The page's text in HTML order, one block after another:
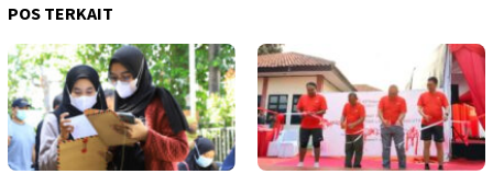
POS TERKAIT